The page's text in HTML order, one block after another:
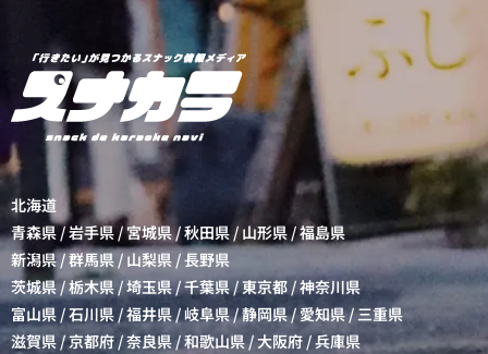
北海道
青森県/岩手県/宮城県/秋田県 / 山形県/福島県
新潟県/群馬県 / 山梨県 /長野県
茨城県 /栃木県/埼玉県/千葉県/東京都 /神奈川県
富山県 /石川県 /福井県/岐阜県/静岡県/愛知県/三重県
滋賀県/京都府/奈良県 /和歌山県/大阪府 /兵庫県